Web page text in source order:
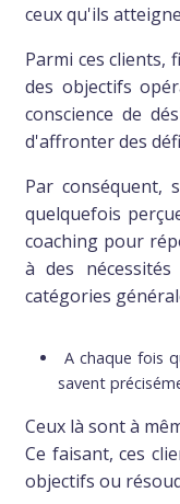
ceux qu'ils
Parmi ces clients,
des objectifs
conscience de
d'affronter des
Par conséquent,
quelquefois
coaching pour
à des
catégories
A chaque fois
savent
Ceux là sont à
Ce faisant, ces
objectifs ou